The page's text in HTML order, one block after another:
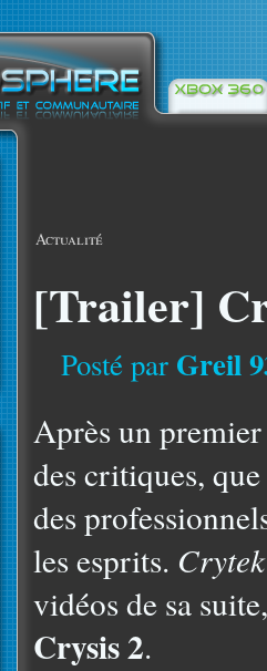
Actualité
[Trailer]
Posté par Greil
Après un
des critiques,
des
les esprits. Crytek
vidéos de sa
Crysis 2.